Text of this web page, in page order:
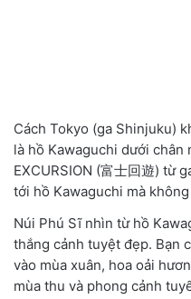
Cách Tokyo (ga Shinjuku)
là hồ Kawaguchi dưới chân
EXCURSION (富士回遊) từ
tới hồ Kawaguchi mà
Núi Phú Sĩ nhìn từ hồ
thắng cảnh tuyệt đẹp. Bạn
vào mùa xuân, hoa oải
mùa thu và phong cảnh